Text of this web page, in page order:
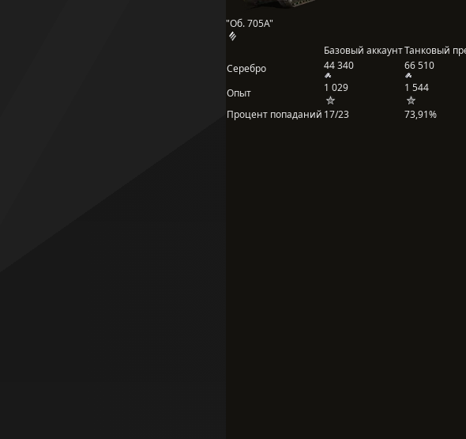
"Об. 705А"
Базовый аккаунтТанковый
Серебро
44 340 66 510
Опыт 1 029
1 544
Процент попаданий 17/23 73,91%